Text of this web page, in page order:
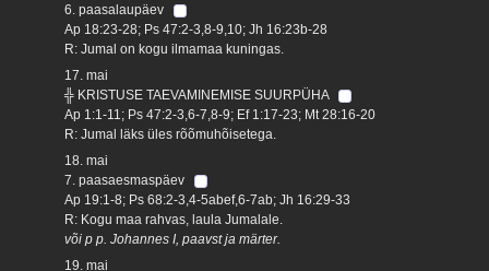
6. paasalaupäev
Ap 18:23-28; Ps 47:2-3,8-9,10; Jh 16:23b-28
R: Jumal on kogu ilmamaa kuningas.
17. mai
╬ KRISTUSE TAEVAMINEMISE SUURPÜHA
Ap 1:1-11; Ps 47:2-3,6-7,8-9; Ef 1:17-23; Mt 28:16-20
R: Jumal läks üles rõõmuhõisetega.
18. mai
7. paasaesmaspäev
Ap 19:1-8; Ps 68:2-3,4-5abef,6-7ab; Jh 16:29-33
R: Kogu maa rahvas, laula Jumalale.
või p p. Johannes I, paavst ja märter.
19. mai